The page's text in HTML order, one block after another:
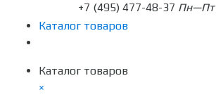
+7 (495) 477-48-37 Пн—Пт
Каталог товаров
Каталог товаров
×